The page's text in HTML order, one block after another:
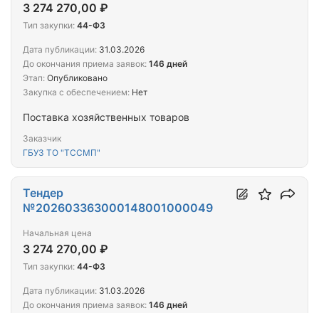
Поставка хозяйственных товаров
Заказчик
ГБУЗ ТО "ТССМП"
3 274 270,00 ₽
Тип закупки: 44-ФЗ
Дата публикации: 31.03.2026
До окончания приема заявок: 146 дней
Этап: Опубликовано
Закупка с обеспечением: Нет
Тендер
№202603363000148001000049
Начальная цена
3 274 270,00 ₽
Тип закупки: 44-ФЗ
Дата публикации: 31.03.2026
До окончания приема заявок: 146 дней